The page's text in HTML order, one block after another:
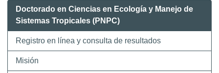
Doctorado en Ciencias en Ecología y Manejo de
Sistemas Tropicales (PNPC)
Registro en línea y consulta de resultados
Misión